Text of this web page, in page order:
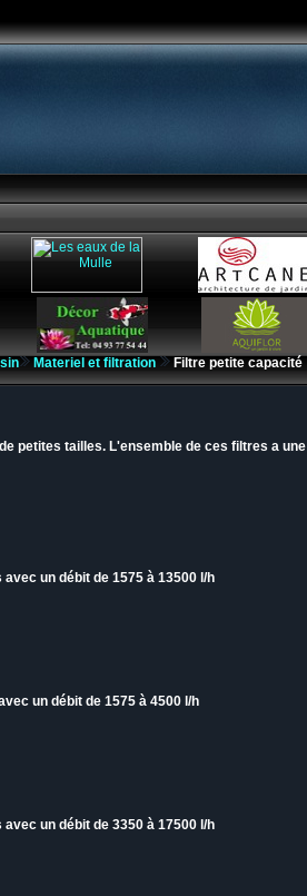
Materiel et filtration Filtre petite capacité
petites tailles. L'ensemble de ces filtres a une
un débit de 1575 à 13500 l/h
un débit de 1575 à 4500 l/h
un débit de 3350 à 17500 l/h